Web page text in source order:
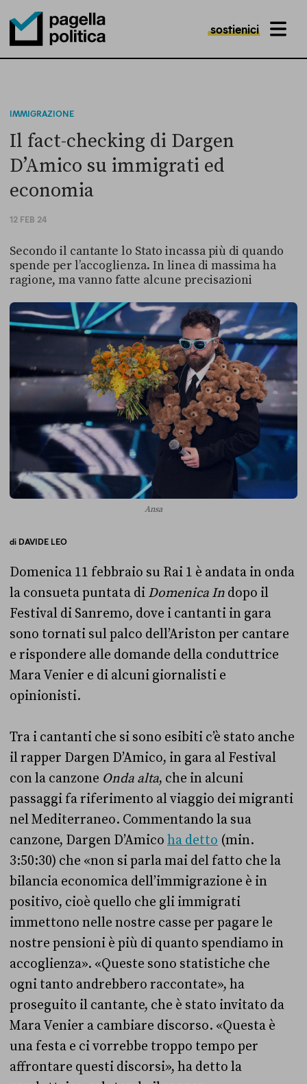
Pagella Politica Logo
sostienici MENU
IMMIGRAZIONE
Il fact-checking di Dargen
D’Amico su immigrati ed
economia
12 FEB 24
Secondo il cantante lo Stato incassa più di quando
spende per l’accoglienza. In linea di massima ha
ragione, ma vanno fatte alcune precisazioni
Ansa
di DAVIDE LEO
Domenica 11 febbraio su Rai 1 è andata in onda
la consueta puntata di Domenica In dopo il
Festival di Sanremo, dove i cantanti in gara
sono tornati sul palco dell’Ariston per cantare
e rispondere alle domande della conduttrice
Mara Venier e di alcuni giornalisti e
opinionisti.
Tra i cantanti che si sono esibiti c’è stato anche
il rapper Dargen D’Amico, in gara al Festival
con la canzone Onda alta, che in alcuni
passaggi fa riferimento al viaggio dei migranti
nel Mediterraneo. Commentando la sua
canzone, Dargen D’Amico ha detto (min.
3:50:30) che «non si parla mai del fatto che la
bilancia economica dell’immigrazione è in
positivo, cioè quello che gli immigrati
immettono nelle nostre casse per pagare le
nostre pensioni è più di quanto spendiamo in
accoglienza». «Queste sono statistiche che
ogni tanto andrebbero raccontate», ha
proseguito il cantante, che è stato invitato da
Mara Venier a cambiare discorso. «Questa è
una festa e ci vorrebbe troppo tempo per
affrontare questi discorsi», ha detto la